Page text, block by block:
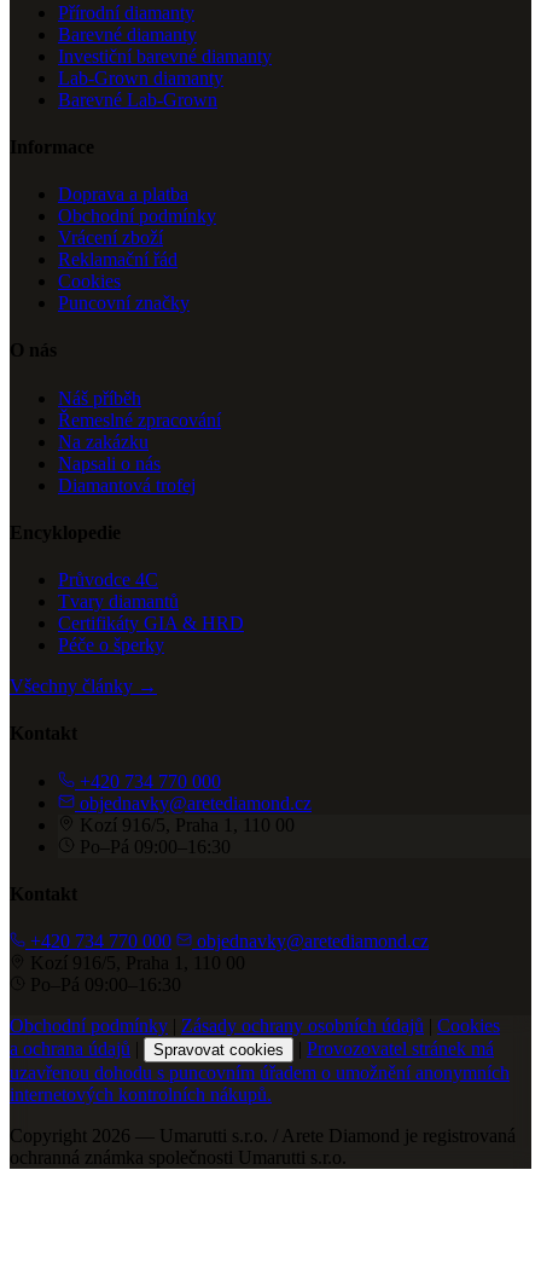
Přírodní diamanty
Barevné diamanty
Investiční barevné diamanty
Lab-Grown diamanty
Barevné Lab-Grown
Informace
Doprava a platba
Obchodní podmínky
Vrácení zboží
Reklamační řád
Cookies
Puncovní značky
O nás
Náš příběh
Řemeslné zpracování
Na zakázku
Napsali o nás
Diamantová trofej
Encyklopedie
Průvodce 4C
Tvary diamantů
Certifikáty GIA & HRD
Péče o šperky
Všechny články →
Kontakt
+420 734 770 000
objednavky@aretediamond.cz
Kozí 916/5, Praha 1, 110 00
Po–Pá 09:00–16:30
Kontakt
+420 734 770 000
objednavky@aretediamond.cz
Kozí 916/5, Praha 1, 110 00
Po–Pá 09:00–16:30
Obchodní podmínky | Zásady ochrany osobních údajů | Cookies
a ochrana údajů | Spravovat cookies | Provozovatel stránek má
uzavřenou dohodu s puncovním úřadem o umožnění anonymních
internetových kontrolních nákupů.
Copyright 2026 — Umarutti s.r.o. / Arete Diamond je registrovaná
ochranná známka společnosti Umarutti s.r.o.